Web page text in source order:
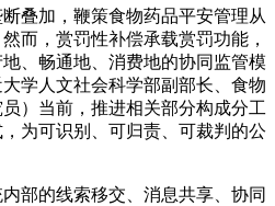
加，鞭策食物药品平安管理从
而，赏罚性补偿承载赏罚功能，
、畅通地、消费地的协同监管模
学人文社会科学部副部长、食物
）当前，推进相关部分构成分工
为可识别、可归责、可裁判的公
的线索移交、消息共享、协同